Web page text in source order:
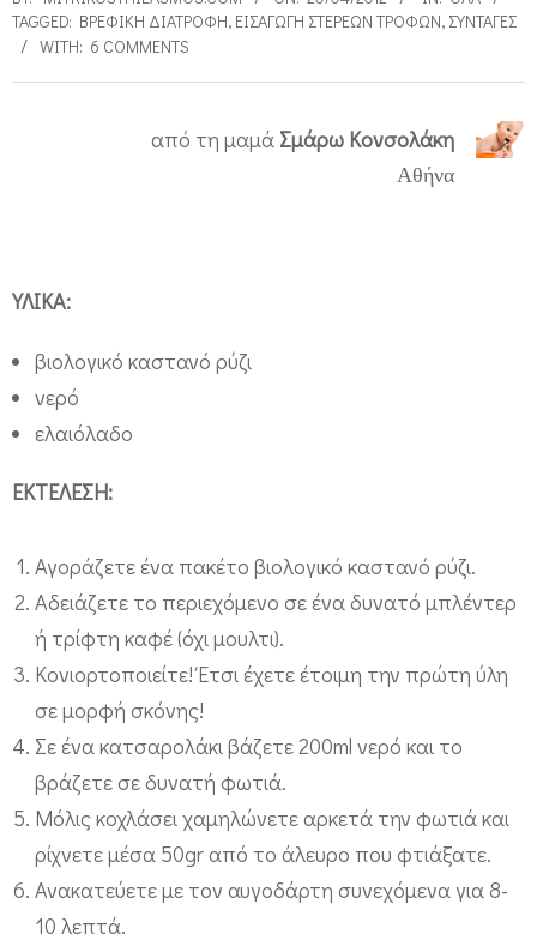
TAGGED: ΒΡΕΦΙΚΉ ΔΙΑΤΡΟΦΉ, ΕΙΣΑΓΩΓΉ ΣΤΈΡΕΩΝ ΤΡΟΦΏΝ, ΣΥΝΤΑΓΈΣ
WITH: 6 COMMENTS
τ
κ
ό
,
β
ο
λ
γ
κ
ρ
ζ
από τη μαμά Σμάρω Κονσολάκη
Αθήνα
ΥΛΙΚΑ:
βιολογικό καστανό ρύζι
νερό
ελαιόλαδο
ΕΚΤΕΛΕΣΗ:
Αγοράζετε ένα πακέτο βιολογικό καστανό ρύζι.
Αδειάζετε το περιεχόμενο σε ένα δυνατό μπλέντερ
ή τρίφτη καφέ (όχι μουλτι).
Κονιορτοποιείτε! Έτσι έχετε έτοιμη την πρώτη ύλη
σε μορφή σκόνης!
Σε ένα κατσαρολάκι βάζετε 200ml νερό και το
βράζετε σε δυνατή φωτιά.
Μόλις κοχλάσει χαμηλώνετε αρκετά την φωτιά και
ρίχνετε μέσα 50gr από το άλευρο που φτιάξατε.
Ανακατεύετε με τον αυγοδάρτη συνεχόμενα για 8-
10 λεπτά.